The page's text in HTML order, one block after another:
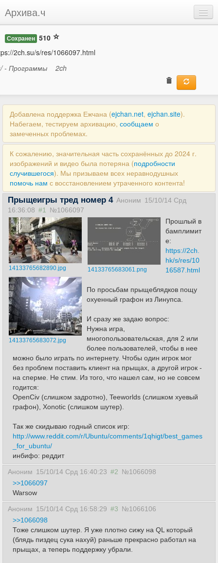
Архива.ч
Войти
Сохранен 510
2ch.su/s/res/1066097.html
- Программы
2ch
Добавлена поддержка Ежчана (ejchan.net, ejchan.site).
Набегаем, тестируем архивацию, сообщаем о
замеченных проблемах.
К сожалению, значительная часть сохранённых до 2024 г.
изображений и видео была потеряна (подробности
случившегося). Мы призываем всех неравнодушных
помочь нам с восстановлением утраченного контента!
Прыщеигры тред номер 4 Аноним 15/10/14 Срд
16:36:08 #1 №1066097
14133765682890.jpg 14133765683061.png
14133765683072.jpg
Прошлый в
бамплимит
е:
https://2ch.
hk/s/res/10
16587.html
По просьбам прыщеблядков пощу
охуенный графон из Линупса.
И сразу же задаю вопрос:
Нужна игра,
многопользовательская, для 2 или
более пользователей, чтобы в нее
можно было играть по интернету. Чтобы один игрок мог
без проблем поставить клиент на прыщах, а другой игрок -
на сперме. Не стим. Из того, что нашел сам, но не совсем
годится:
OpenCiv (слишком задротно), Teeworlds (слишком хуевый
графон), Xonotic (слишком шутер).
Так же скидываю годный список игр:
http://www.reddit.com/r/Ubuntu/comments/1qhigt/best_games
_for_ubuntu/
инбифо: реддит
Аноним 15/10/14 Срд 16:40:23 #2 №1066098
>>1066097
Warsow
Аноним 15/10/14 Срд 16:58:29 #3 №1066106
>>1066098
Тоже слишком шутер. Я уже плотно сижу на QL который
(блядь пиздец сука нахуй) раньше прекрасно работал на
прыщах, а теперь поддержку убрали.